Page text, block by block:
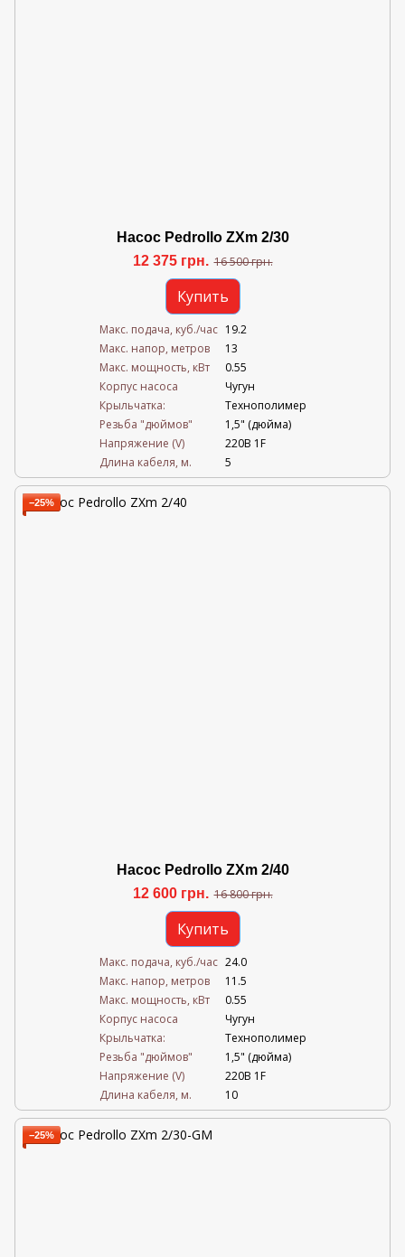
Насос Pedrollo ZXm 2/30
12 375 грн. 16 500 грн.
Купить
Mакс. подача, куб./час 19.2
Maкс. напор, метров
13
Mакс. мощность, кВт
0.55
Корпус насоса
Чугун
Крыльчатка:
Технополимер
Резьба "дюймов"
1,5" (дюйма)
Напряжение (V)
220В 1F
Длина кабеля, м.
5
−25%
Насос Pedrollo ZXm 2/40
12 600 грн. 16 800 грн.
Купить
Mакс. подача, куб./час 24.0
Maкс. напор, метров
11.5
Mакс. мощность, кВт
0.55
Корпус насоса
Чугун
Крыльчатка:
Технополимер
Резьба "дюймов"
1,5" (дюйма)
Напряжение (V)
220В 1F
Длина кабеля, м.
10
−25%